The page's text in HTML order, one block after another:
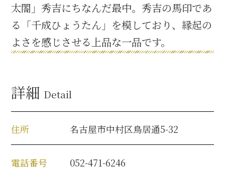
徳川家康と名古屋の関係
家康関連 史跡 一覧
名古屋＜家康＞観光モデルコース
前田利家と名古屋の関係
太閤」秀吉にちなんだ最中。秀吉の馬印であ
る「千成ひょうたん」を模しており、縁起の
よさを感じさせる上品な一品です。
詳細 Detail
住所 名古屋市中村区鳥居通5-32
電話番号 052-471-6246